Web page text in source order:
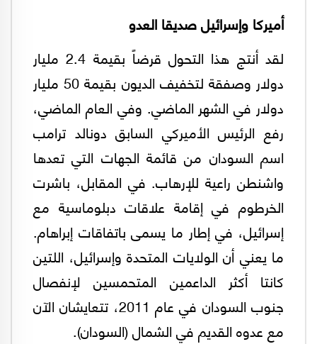
أميركا وإسرائيل صديقا العدو
لقد أنتج هذا التحول قرضاً بقيمة 2.4 مليار
دولار وصفقة لتخفيف الديون بقيمة 50 مليار
دولار في الشهر الماضي. وفي العام الماضي،
رفع الرئيس الأميركي السابق دونالد ترامب
اسم السودان من قائمة الجهات التي تعدها
واشنطن راعية للإرهاب. في المقابل، باشرت
الخرطوم في إقامة علاقات دبلوماسية مع
إسرائيل، في إطار ما يسمى باتفاقات إبراهام.
ما يعني أن الولايات المتحدة وإسرائيل، اللتين
كانتا أكثر الداعمين المتحمسين لإنفصال
جنوب السودان في عام 2011، تتعايشان الآن
مع عدوه القديم في الشمال (السودان).